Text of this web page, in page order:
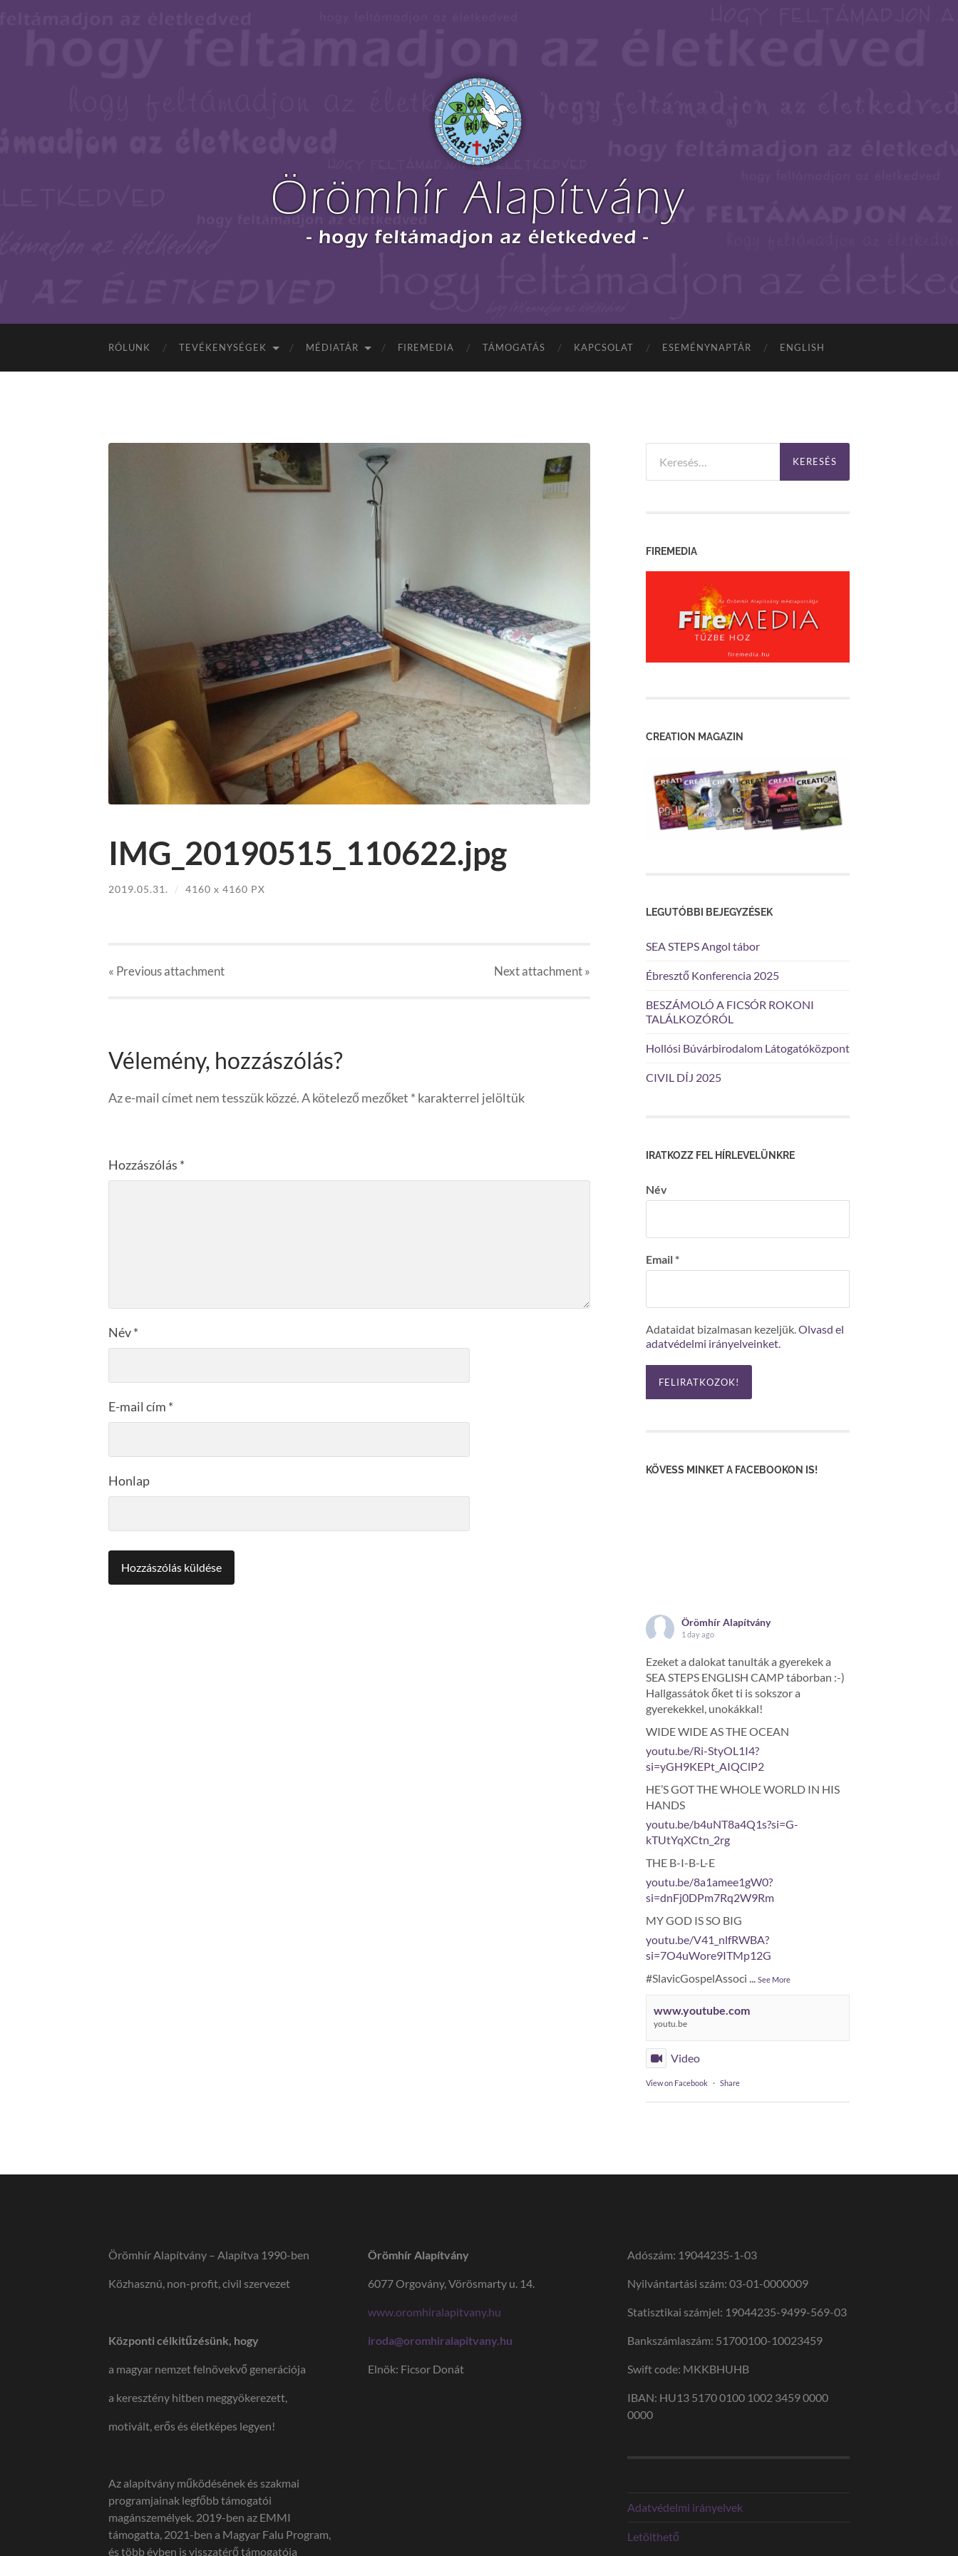
RÓLUNK TEVÉKENYSÉGEK MÉDIATÁR FIREMEDIA TÁMOGATÁS KAPCSOLAT ESEMÉNYNAPTÁR ENGLISH
IMG_20190515_110622.jpg
2019.05.31. / 4160 x 4160 PX
« Previousattachment Nextattachment»
Vélemény, hozzászólás?
Az e-mail címet nem tesszük közzé.A kötelező mezőket * karakterrel jelöltük
Hozzászólás *
Név*
E-mail cím *
Honlap
FIREMEDIA
CREATION MAGAZIN
LEGUTÓBBI BEJEGYZÉSEK
SEA STEPS Angol tábor
Ébresztő Konferencia 2025
BESZÁMOLÓ A FICSÓR ROKONI
TALÁLKOZÓRÓL
Hollósi Búvárbirodalom Látogatóközpont
CIVIL DÍJ 2025
IRATKOZZ FEL HÍRLEVELÜNKRE
Név
Email*
Adataidat bizalmasan kezeljük.Olvasd el
adatvédelmi irányelveinket.
KÖVESS MINKET A FACEBOOKON IS!
Örömhír Alapítvány
1 day ago
Ezeket a dalokat tanulták a gyerekek a
SEA STEPS ENGLISH CAMP táborban :-)
Hallgassátok őket ti is sokszor a
gyerekekkel, unokákkal!
WIDE WIDE AS THE OCEAN
youtu.be/Ri-StyOL1I4?
si=yGH9KEPt_AIQClP2
HE’S GOT THE WHOLE WORLD IN HIS
HANDS
youtu.be/b4uNT8a4Q1s?si=G-
kTUtYqXCtn_2rg
THE B-I-B-L-E
youtu.be/8a1amee1gW0?
si=dnFj0DPm7Rq2W9Rm
MY GOD IS SO BIG
youtu.be/V41_nlfRWBA?
si=7O4uWore9ITMp12G
#SlavicGospelAssoci ... See More
www.youtube.com
youtu.be
Video
View on Facebook · Share
Örömhír Alapítvány – Alapítva 1990-ben
Közhasznú, non-profit, civil szervezet
Központi célkitűzésünk, hogy
a magyar nemzet felnövekvő generációja
a keresztény hitben meggyökerezett,
motivált, erős és életképes legyen!
Az alapítvány működésének és szakmai
programjainak legfőbb támogatói
magánszemélyek. 2019-ben az EMMI
támogatta, 2021-ben a Magyar Falu Program,
és több évben is visszatérő támogatója
Örömhír Alapítvány
6077 Orgovány, Vörösmarty u. 14.
www.oromhiralapitvany.hu
iroda@oromhiralapitvany.hu
Elnök: Ficsor Donát
Adószám: 19044235-1-03
Nyilvántartási szám: 03-01-0000009
Statisztikai számjel: 19044235-9499-569-03
Bankszámlaszám: 51700100-10023459
Swift code: MKKBHUHB
IBAN: HU13 5170 0100 1002 3459 0000
0000
Adatvédelmi irányelvek
Letölthető